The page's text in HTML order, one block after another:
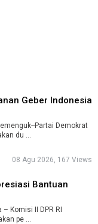
Geber Indonesia
Partai Demokrat
du ...
08 Agu 2026, 167 Views
Bantuan
– Komisi II DPR RI
pe ...